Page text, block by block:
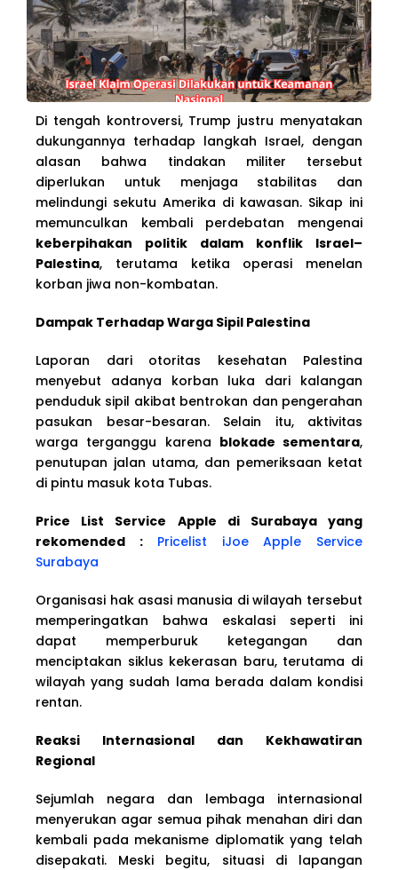
Di tengah kontroversi, Trump justru menyatakan
dukungannya terhadap langkah Israel, dengan
alasan bahwa tindakan militer tersebut
diperlukan untuk menjaga stabilitas dan
melindungi sekutu Amerika di kawasan. Sikap ini
memunculkan kembali perdebatan mengenai
keberpihakan politik dalam konflik Israel–
Palestina, terutama ketika operasi menelan
korban jiwa non-kombatan.
Dampak Terhadap Warga Sipil Palestina
Laporan dari otoritas kesehatan Palestina
menyebut adanya korban luka dari kalangan
penduduk sipil akibat bentrokan dan pengerahan
pasukan besar-besaran. Selain itu, aktivitas
warga terganggu karena blokade sementara,
penutupan jalan utama, dan pemeriksaan ketat
di pintu masuk kota Tubas.
Price List Service Apple di Surabaya yang
rekomended :
Pricelist iJoe Apple Service
Surabaya
Organisasi hak asasi manusia di wilayah tersebut
memperingatkan bahwa eskalasi seperti ini
dapat memperburuk ketegangan dan
menciptakan siklus kekerasan baru, terutama di
wilayah yang sudah lama berada dalam kondisi
rentan.
Reaksi Internasional dan Kekhawatiran
Regional
Sejumlah negara dan lembaga internasional
menyerukan agar semua pihak menahan diri dan
kembali pada mekanisme diplomatik yang telah
disepakati. Meski begitu, situasi di lapangan